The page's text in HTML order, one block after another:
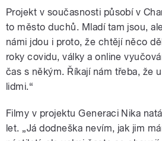
Projekt v současnosti působí v
to město duchů. Mladí tam jsou,
námi jdou i proto, že chtějí něco
roky covidu, války a online
čas s někým. Říkají nám třeba, že
lidmi.“
Filmy v projektu Generaci Nika
let. „Já dodneška nevím, jak jim